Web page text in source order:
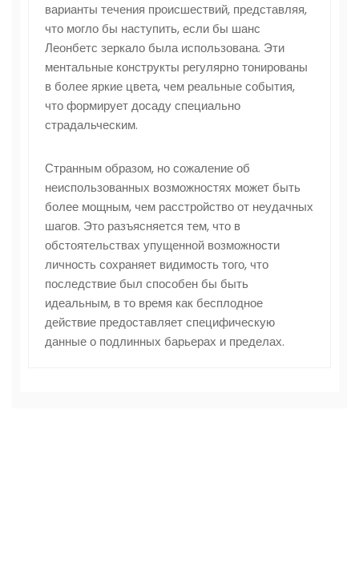
варианты течения происшествий, представляя,
что могло бы наступить, если бы шанс
Леонбетс зеркало была использована. Эти
ментальные конструкты регулярно тонированы
в более яркие цвета, чем реальные события,
что формирует досаду специально
страдальческим.
Странным образом, но сожаление об
неиспользованных возможностях может быть
более мощным, чем расстройство от неудачных
шагов. Это разъясняется тем, что в
обстоятельствах упущенной возможности
личность сохраняет видимость того, что
последствие был способен бы быть
идеальным, в то время как бесплодное
действие предоставляет специфическую
данные о подлинных барьерах и пределах.